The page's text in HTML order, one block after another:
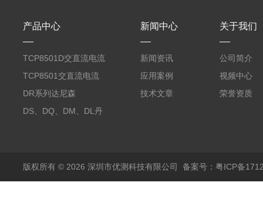
产品中心
TCP8501D交直流电流
探头500A
TCP8501交直流电流
探头500A
DR系列达尼森
Danisense高精度电流
DS、DQ、DM、DL丹
新闻中心
新闻资讯
应用案例
技术文章
关于我们
公司简介
视频中心
荣誉资质
版权所有 © 2026 深圳市优测科技有限公司 备案号：粤ICP备